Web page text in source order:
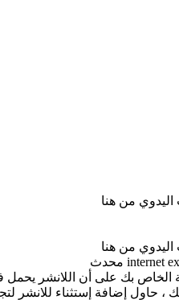
اليدوي من هنا
اليدوي من هنا
internet محدث
الخاص بك على أن اللانشر
، حاول إضافة إستثناء للانشر